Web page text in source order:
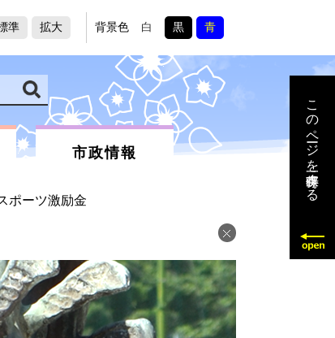
準 拡大 背景色 白 黒 青
市政情報 このページを一時保存する
ポーツ激励金